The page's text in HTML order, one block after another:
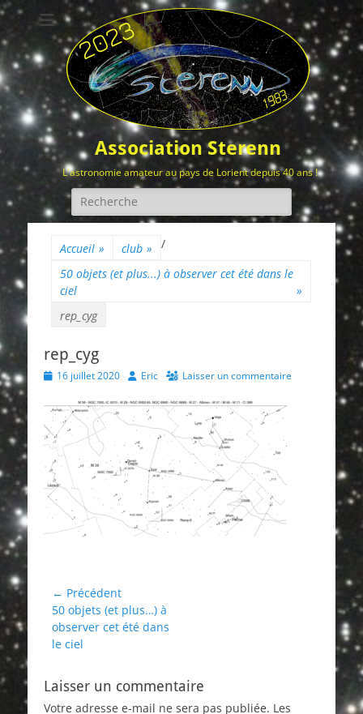
Association Sterenn
L'astronomie amateur au pays de Lorient depuis 40 ans !
Rechercher :
Accueil » club »
/
50 objets (et plus...) à observer cet été dans le
ciel
»
rep_cyg
rep_cyg
Posted16 juillet 2020 Author
Eric Laisser un commentaire
Navigation
de
l’article
← Précédent
Article
précédent :
50 objets (et plus…) à
observer cet été dans
le ciel
Laisser un commentaire
Votre adresse e-mail ne sera pas publiée. Les